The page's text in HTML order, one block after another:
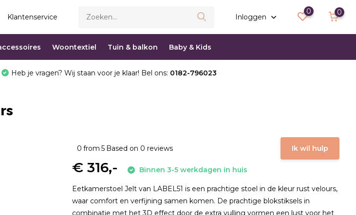
Klantenservice Inloggen
0 0
Woontextiel Tuin & balkon Baby & Kids
Heb je vragen? Wij staan voor je klaar! Bel ons: 0182-796023
0 from 5 Based on 0 reviews Ik wil hulp
€ 316,- Binnen 3-5 werkdagen in huis
Eetkamerstoel Jelt van LABEL51 is een prachtige stoel in de kleur rust velours,
waar comfort en verfijning samen komen. De prachtige blokstiksels in
combinatie met het 3D effect door de extra vulling vormen een lust voor het